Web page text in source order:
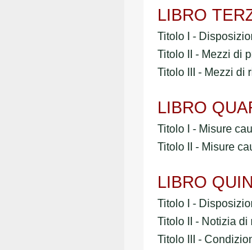
LIBRO
Titolo I -
Titolo II - Mezzi di
Titolo III - Mezzi di
LIBRO
Titolo I - Misure
Titolo II - Misure
LIBRO
Titolo I -
Titolo II - Notizia di
Titolo III -